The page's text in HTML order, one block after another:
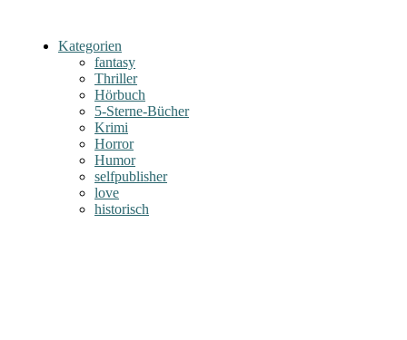
Kategorien
fantasy
Thriller
Hörbuch
5-Sterne-Bücher
Krimi
Horror
Humor
selfpublisher
love
historisch